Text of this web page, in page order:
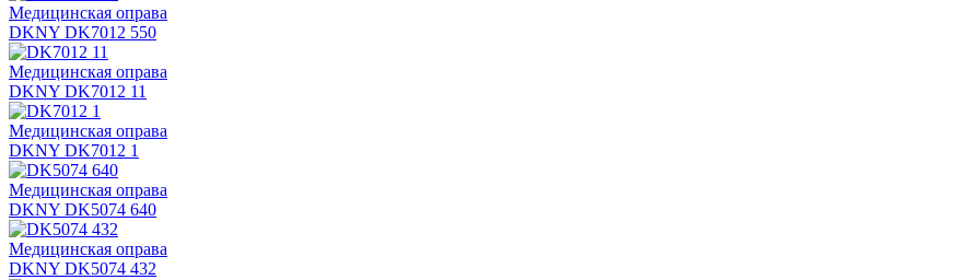
Медицинская оправа
DKNY DK7012 550
Медицинская оправа
DKNY DK7012 11
Медицинская оправа
DKNY DK7012 1
Медицинская оправа
DKNY DK5074 640
Медицинская оправа
DKNY DK5074 432